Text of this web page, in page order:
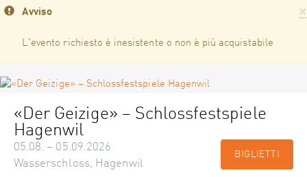
×
Avviso
L'evento richiesto è inesistente o non è più acquistabile
«Der Geizige» – Schlossfestspiele
Hagenwil
05.08. – 05.09.2026
Wasserschloss, Hagenwil
BIGLIETTI